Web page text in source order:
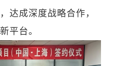
达成深度战略合作，
平台。